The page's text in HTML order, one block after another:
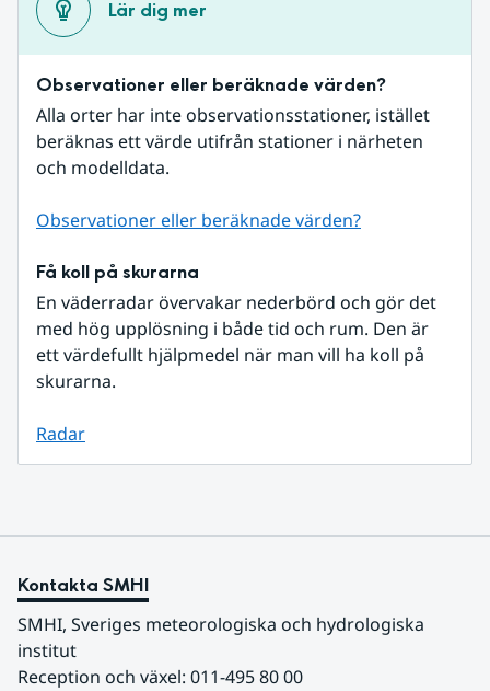
Lär dig mer
Observationer eller beräknade värden?
Alla orter har inte observationsstationer, istället
beräknas ett värde utifrån stationer i närheten
och modelldata.
Observationer eller beräknade värden?
Få koll på skurarna
En väderradar övervakar nederbörd och gör det
med hög upplösning i både tid och rum. Den är
ett värdefullt hjälpmedel när man vill ha koll på
skurarna.
Radar
Kontakta SMHI
SMHI, Sveriges meteorologiska och hydrologiska
institut
Reception och växel: 011-495 80 00